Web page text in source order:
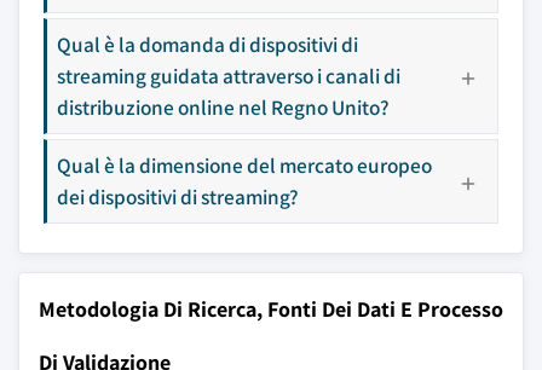
Qual è la domanda di dispositivi di
streaming guidata attraverso i canali di
distribuzione online nel Regno Unito?
Qual è la dimensione del mercato europeo
dei dispositivi di streaming?
Metodologia Di Ricerca, Fonti Dei Dati E Processo
Di Validazione